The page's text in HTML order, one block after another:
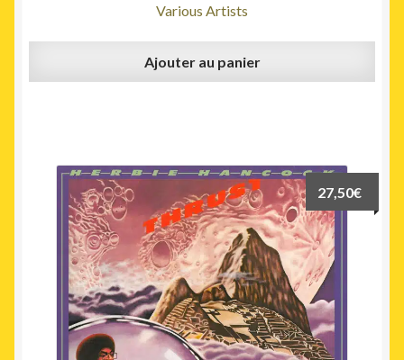
Various Artists
Ajouter au panier
27,50€